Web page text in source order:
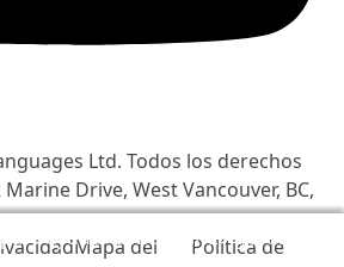
ayudar a mejorar LingQ. Al
Ltd. Todos los derechos
Drive, West Vancouver, BC,
Mapa del
Política de